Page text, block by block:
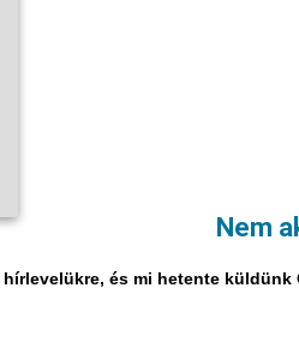
Nem
és mi hetente